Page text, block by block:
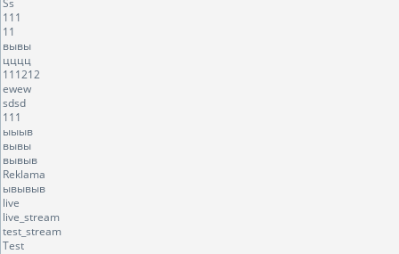
Ss
111
11
вывы
цццц
111212
ewew
sdsd
111
ыыыв
вывы
вывыв
Reklama
ывывыв
live
live_stream
test_stream
Test